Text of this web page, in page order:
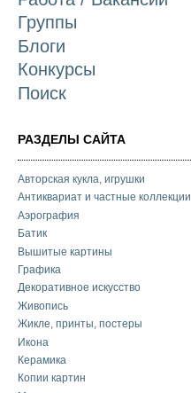
Группы
Блоги
Конкурсы
Поиск
РАЗДЕЛЫ САЙТА
Авторская кукла, игрушки
Антиквариат и частные коллекции
Аэрография
Батик
Вышитые картины
Графика
Декоративное искусство
Живопись
Жикле, принты, постеры
Икона
Керамика
Копии картин